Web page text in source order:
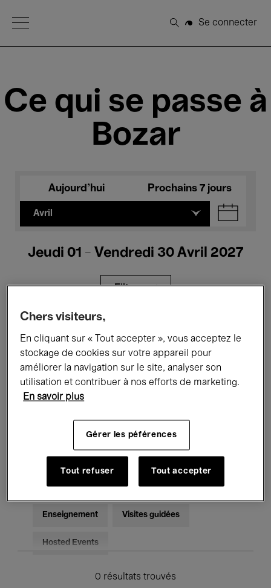
Open Menu
Rechercher
Se connecter
Ce qui se passe à
Bozar
Aujourd'hui Prochains 7 jours
Avril
Jeudi 01 - Vendredi 30 Avril 2027
Filtres
Expositions Films Performances
Rencontres & Débats Jazz
Musique électronique
Pour tous Kids’ Palace
Enseignement Visites guidées
Hosted Events
0 résultats trouvés
Chers visiteurs,
En cliquant sur « Tout accepter », vous acceptez le
stockage de cookies sur votre appareil pour
améliorer la navigation sur le site, analyser son
utilisation et contribuer à nos efforts de marketing.
En savoir plus
Gérer les péférences
Tout refuser Tout accepter